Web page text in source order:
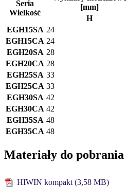
Seria
Wielkość
[mm]
H
EGH15SA 24
EGH15CA 24
EGH20SA 28
EGH20CA 28
EGH25SA 33
EGH25CA 33
EGH30SA 42
EGH30CA 42
EGH35SA 48
EGH35CA 48
Materiały do pobrania
HIWIN kompakt (3,58 MB)